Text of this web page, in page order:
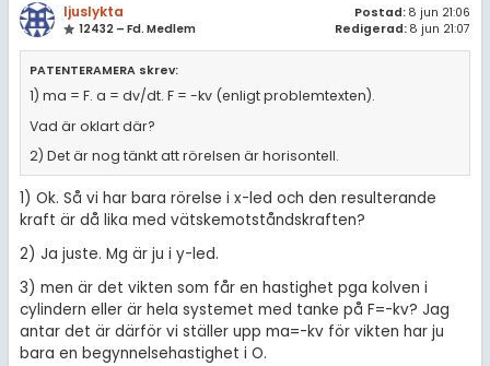
ljuslykta
12432 – Fd. Medlem
Postad: 8 jun 21:06
Redigerad: 8 jun 21:07
PATENTERAMERA skrev:
1) ma = F. a = dv/dt. F = -kv (enligt problemtexten).
Vad är oklart där?
2) Det är nog tänkt att rörelsen är horisontell.
1) Ok. Så vi har bara rörelse i x-led och den resulterande
kraft är då lika med vätskemotståndskraften?
2) Ja juste. Mg är ju i y-led.
3) men är det vikten som får en hastighet pga kolven i
cylindern eller är hela systemet med tanke på F=-kv? Jag
antar det är därför vi ställer upp ma=-kv för vikten har ju
bara en begynnelsehastighet i O.